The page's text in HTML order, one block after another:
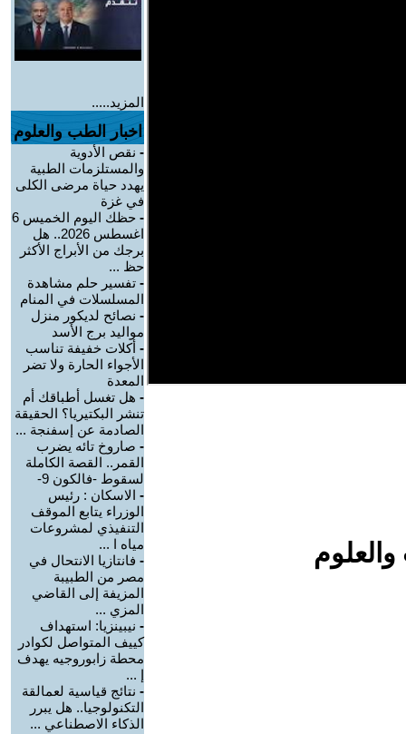
المزيد.....
اخبار الطب والعلوم
- نقص الأدوية
والمستلزمات الطبية
يهدد حياة مرضى الكلى
في غزة
-
حظك اليوم الخميس 6
اغسطس 2026.. هل
برجك من الأبراج الأكثر
حظ ...
- تفسير حلم مشاهدة
المسلسلات في المنام
- نصائح لديكور منزل
مواليد برج الأسد‎
- أكلات خفيفة تناسب
الأجواء الحارة ولا تضر
المعدة
- هل تغسل أطباقك أم
تنشر البكتيريا؟ الحقيقة
الصادمة عن إسفنجة ...
- صاروخ تائه يضرب
القمر.. القصة الكاملة
لسقوط -فالكون 9-
- الاسكان : رئيس
الوزراء يتابع الموقف
التنفيذي لمشروعات
مياه ا ...
- فانتازيا الانتحال في
مصر من الطبيبة
المزيفة إلى القاضي
المزي ...
- نيبينزيا: استهداف
كييف المتواصل لكوادر
محطة زابوروجيه يهدف
إ ...
- نتائج قياسية لعمالقة
التكنولوجيا.. هل يبرر
الذكاء الاصطناعي ...